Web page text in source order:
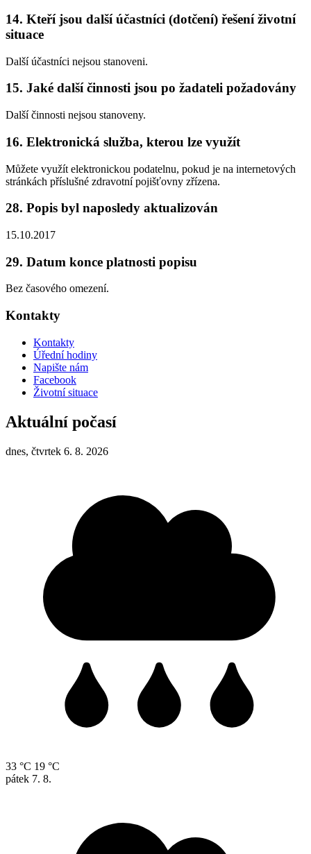
14. Kteří jsou další účastníci (dotčení) řešení životní
situace
Další účastníci nejsou stanoveni.
15. Jaké další činnosti jsou po žadateli požadovány
Další činnosti nejsou stanoveny.
16. Elektronická služba, kterou lze využít
Můžete využít elektronickou podatelnu, pokud je na internetových
stránkách příslušné zdravotní pojišťovny zřízena.
28. Popis byl naposledy aktualizován
15.10.2017
29. Datum konce platnosti popisu
Bez časového omezení.
Kontakty
Kontakty
Úřední hodiny
Napište nám
Facebook
Životní situace
Aktuální počasí
dnes, čtvrtek 6. 8. 2026
33 °C 19 °C
pátek 7. 8.